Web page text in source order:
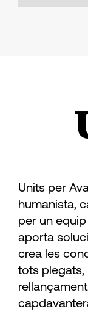
Units per
humanista,
per un
aporta
crea les
tots plegats,